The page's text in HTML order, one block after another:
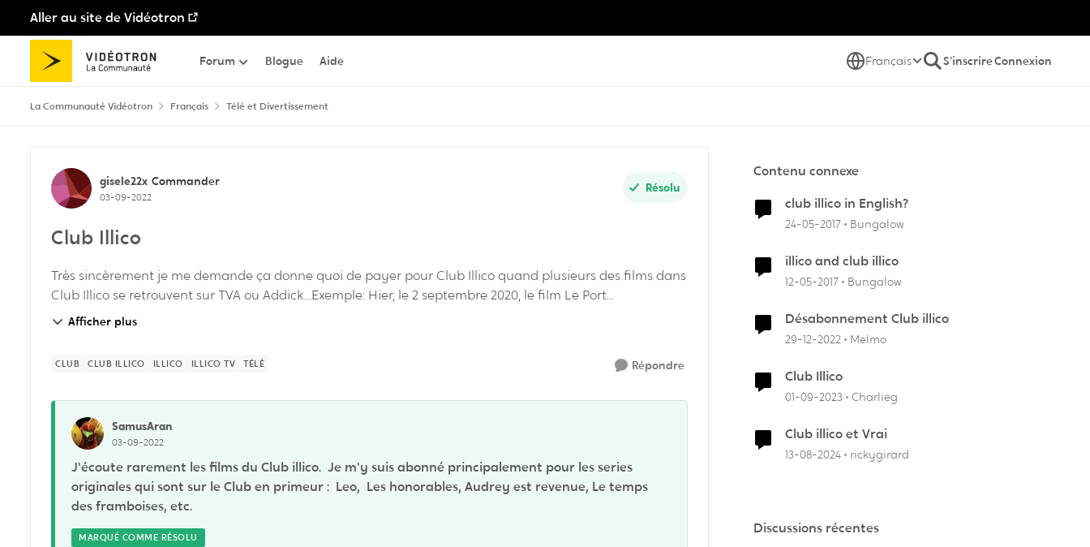
Aller au site de Vidéotron
Passer au contenu
Forum Blogue Aide Français S'inscrireConnexion
La Communauté Vidéotron Français Télé et Divertissement
Discussion de forum
gisele22x Commander
03-09-2022
Résolu
Club Illico
Très sincèrement je me demande ça donne quoi de payer pour Club Illico quand plusieurs des films dans
Club Illico se retrouvent sur TVA ou Addick...Exemple: Hier, le 2 septembre 2020, le film Le Port...
Afficher plus
CLUB CLUB ILLICO ILLICO ILLICO TV TÉLÉ Répondre
SamusAran
03-09-2022
J'écoute rarement les films du Club illico. Je m'y suis abonné principalement pour les series
originales qui sont sur le Club en primeur : Leo, Les honorables, Audrey est revenue, Le temps
des framboises, etc.
MARQUÉ COMME RÉSOLU
Contenu connexe
club illico in English?
24-05-2017 Bungalow
illico and club illico
12-05-2017 Bungalow
Désabonnement Club illico
29-12-2022 Melmo
Club Illico
01-09-2023 Charlieg
Club illico et Vrai
13-08-2024 rickygirard
Discussions récentes